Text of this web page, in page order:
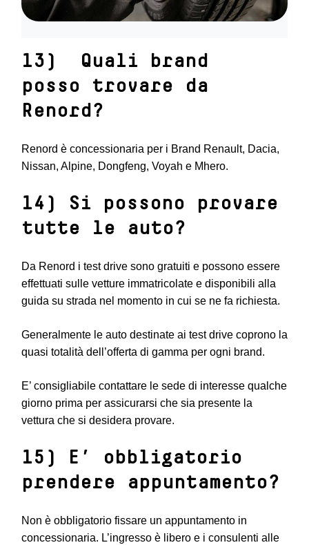
13) Quali brand
posso trovare da
Renord?
Renord è concessionaria per i Brand Renault, Dacia,
Nissan, Alpine, Dongfeng, Voyah e Mhero.
14) Si possono provare
tutte le auto?
Da Renord i test drive sono gratuiti e possono essere
effettuati sulle vetture immatricolate e disponibili alla
guida su strada nel momento in cui se ne fa richiesta.
Generalmente le auto destinate ai test drive coprono la
quasi totalità dell’offerta di gamma per ogni brand.
E’ consigliabile contattare le sede di interesse qualche
giorno prima per assicurarsi che sia presente la
vettura che si desidera provare.
15) E’ obbligatorio
prendere appuntamento?
Non è obbligatorio fissare un appuntamento in
concessionaria. L’ingresso è libero e i consulenti alle